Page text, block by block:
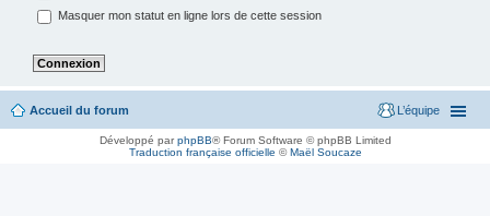
Masquer mon statut en ligne lors de cette session
Accueil du forum L’équipe
Développé parphpBB® Forum Software © phpBB Limited
Traduction française officielle ©Maël Soucaze